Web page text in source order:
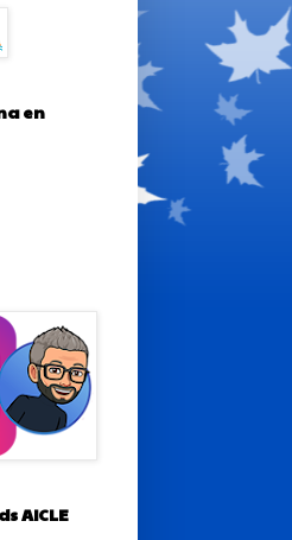
en
AICLE